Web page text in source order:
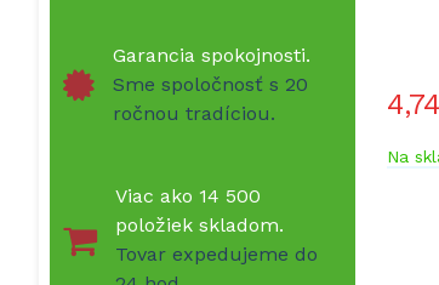
Na
Garancia spokojnosti.
Sme spoločnosť s 20
ročnou tradíciou.
Viac ako 14 500
položiek skladom.
Tovar expedujeme do